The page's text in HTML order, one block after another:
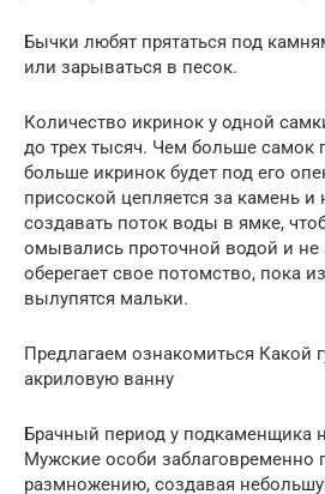
Бычки любят прятаться под
или зарываться в песок.
Количество икринок у одной
до трех тысяч. Чем больше самок
больше икринок будет под его
присоской цепляется за камень
создавать поток воды в ямке,
омывались проточной водой и не
оберегает свое потомство, пока
вылупятся мальки.
Предлагаем ознакомиться Какой
акриловую ванну
Брачный период у подкаменщика
Мужские особи заблаговременно
размножению, создавая